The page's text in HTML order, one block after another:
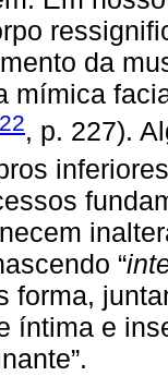
da
mímica
, p. 227).
“
forma,
íntima e